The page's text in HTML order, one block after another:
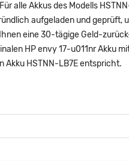
alle Akkus des Modells
aufgeladen und geprüft,
eine 30-tägige Geld-
HP envy 17-u011nr Akku
Akku HSTNN-LB7E entspricht.